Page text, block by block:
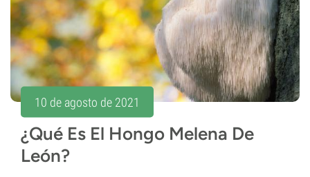
10 de agosto de 2021
¿Qué Es El Hongo Melena De
León?